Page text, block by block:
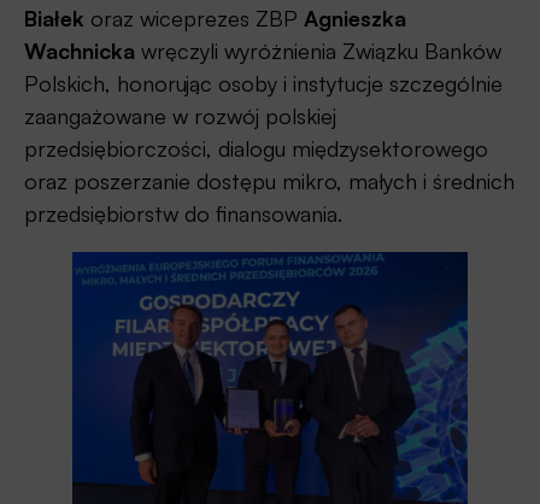
Białek oraz wiceprezes ZBP Agnieszka
Wachnicka wręczyli wyróżnienia Związku Banków
Polskich, honorując osoby i instytucje szczególnie
zaangażowane w rozwój polskiej
przedsiębiorczości, dialogu międzysektorowego
oraz poszerzanie dostępu mikro, małych i średnich
przedsiębiorstw do finansowania.